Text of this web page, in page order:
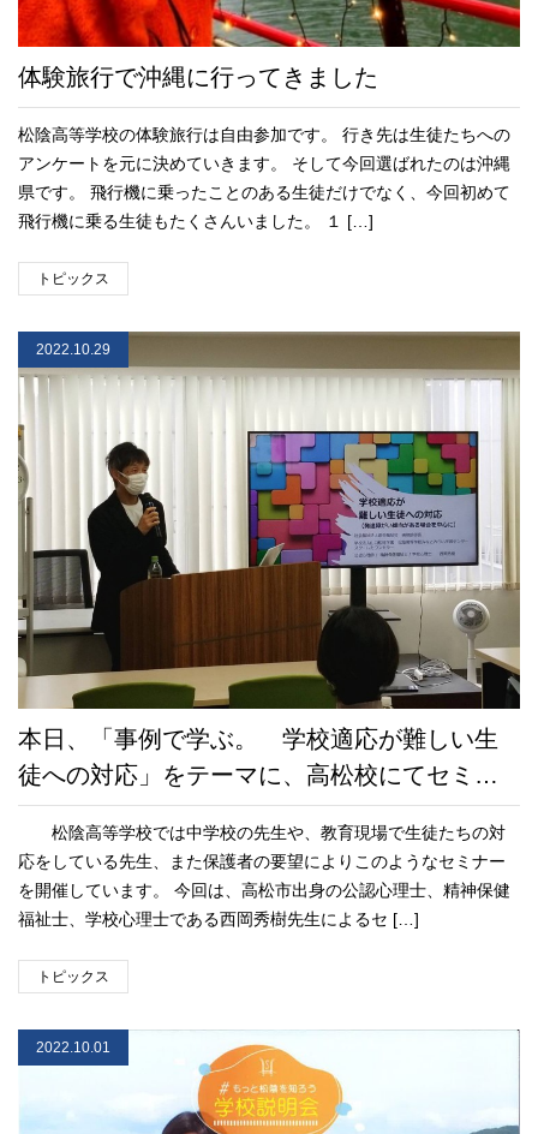
体験旅行で沖縄に行ってきました
松陰高等学校の体験旅行は自由参加です。 行き先は生徒たちへの
アンケートを元に決めていきます。 そして今回選ばれたのは沖縄
県です。 飛行機に乗ったことのある生徒だけでなく、今回初めて
飛行機に乗る生徒もたくさんいました。 １ […]
トピックス
2022.10.29
本日、「事例で学ぶ。 学校適応が難しい生
徒への対応」をテーマに、高松校にてセミナ
ーを開催しました。
松陰高等学校では中学校の先生や、教育現場で生徒たちの対
応をしている先生、また保護者の要望によりこのようなセミナー
を開催しています。 今回は、高松市出身の公認心理士、精神保健
福祉士、学校心理士である西岡秀樹先生によるセ […]
トピックス
2022.10.01